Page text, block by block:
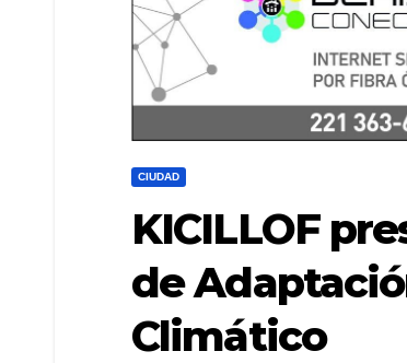
CIUDAD
KICILLOF
de
Climático